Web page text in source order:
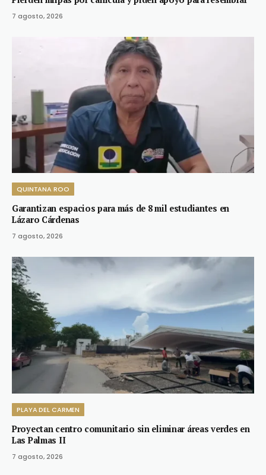
7 agosto, 2026
QUINTANA ROO
Garantizan espacios para más de 8 mil estudiantes en
Lázaro Cárdenas
7 agosto, 2026
PLAYA DEL CARMEN
Proyectan centro comunitario sin eliminar áreas verdes en
Las Palmas II
7 agosto, 2026